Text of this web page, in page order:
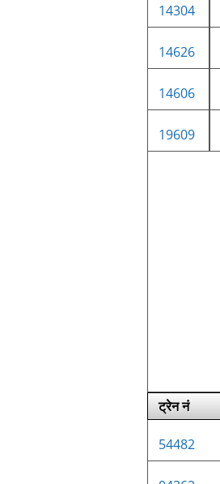
14304
14626
14606
19609
ट्रेन नं
54482